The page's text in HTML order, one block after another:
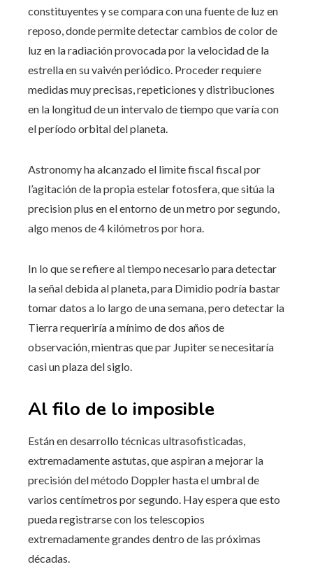
constituyentes y se compara con una fuente de luz en
reposo, donde permite detectar cambios de color de
luz en la radiación provocada por la velocidad de la
estrella en su vaivén periódico. Proceder requiere
medidas muy precisas, repeticiones y distribuciones
en la longitud de un intervalo de tiempo que varía con
el período orbital del planeta.
Astronomy ha alcanzado el limite fiscal fiscal por
l’agitación de la propia estelar fotosfera, que sitúa la
precision plus en el entorno de un metro por segundo,
algo menos de 4 kilómetros por hora.
In lo que se refiere al tiempo necesario para detectar
la señal debida al planeta, para Dimidio podría bastar
tomar datos a lo largo de una semana, pero detectar la
Tierra requeriría a mínimo de dos años de
observación, mientras que par Jupiter se necesitaría
casi un plaza del siglo.
Al filo de lo imposible
Están en desarrollo técnicas ultrasofisticadas,
extremadamente astutas, que aspiran a mejorar la
precisión del método Doppler hasta el umbral de
varios centímetros por segundo. Hay espera que esto
pueda registrarse con los telescopios
extremadamente grandes dentro de las próximas
décadas.